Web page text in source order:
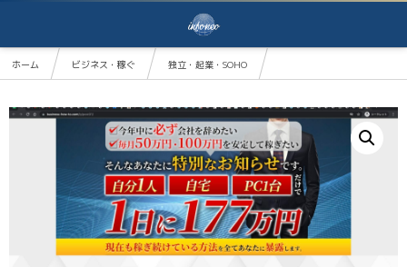
ホーム ビジネス・稼ぐ
独立・起業・SOHO